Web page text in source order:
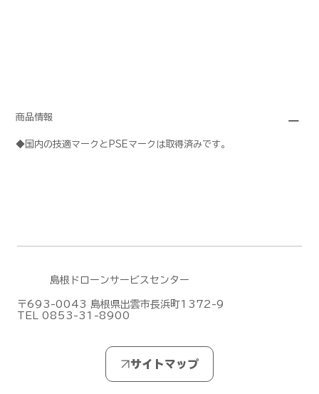
商品情報
◆国内の技適マークとPSEマークは取得済みです。
島根ドローンサービスセンター
〒693-0043 島根県出雲市長浜町1372-9
TEL 0853-31-8900